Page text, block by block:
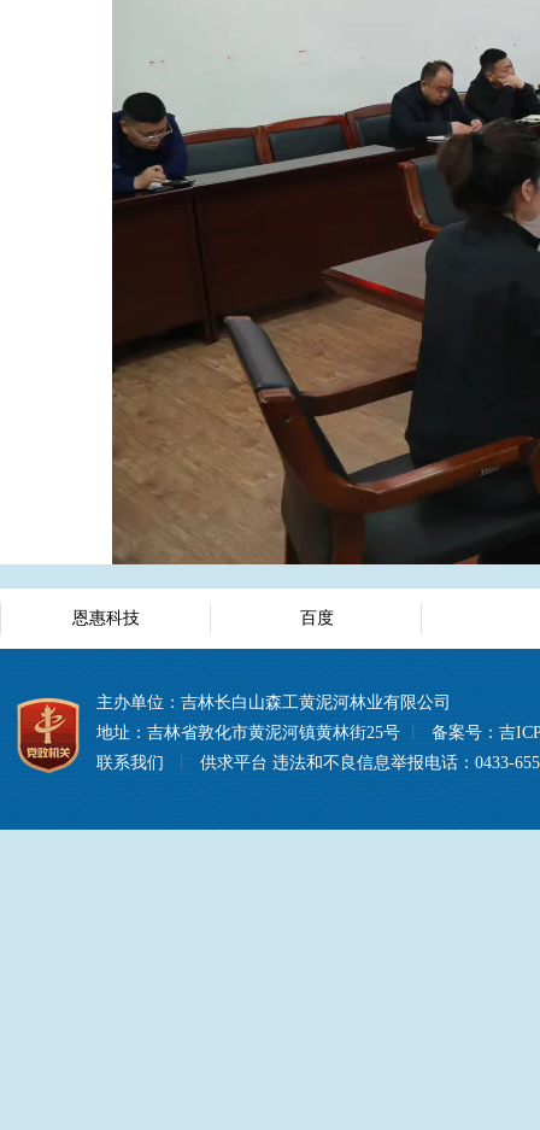
恩惠科技 百度
主办单位：吉林长白山森工黄泥河林业有限公司
地址：吉林省敦化市黄泥河镇黄林街25号
备案号： 吉
联系我们
供求平台 违法和不良信息举报电话：0433-